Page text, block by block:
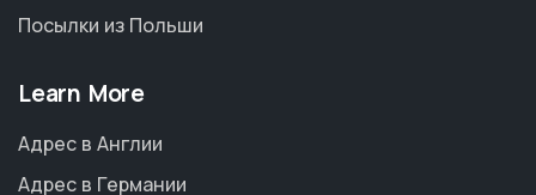
Посылки из Польши
Learn More
Адрес в Англии
Адрес в Германии